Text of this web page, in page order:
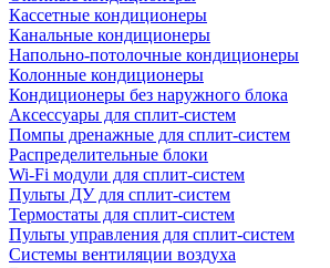
Кассетные кондиционеры
Канальные кондиционеры
Напольно-потолочные кондиционеры
Колонные кондиционеры
Кондиционеры без наружного блока
Аксессуары для сплит-систем
Помпы дренажные для сплит-систем
Распределительные блоки
Wi-Fi модули для сплит-систем
Пульты ДУ для сплит-систем
Термостаты для сплит-систем
Пульты управления для сплит-систем
Системы вентиляции воздуха